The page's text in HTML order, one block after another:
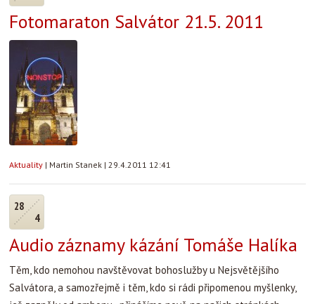
Fotomaraton Salvátor 21.5. 2011
Aktuality | Martin Stanek | 29.4.2011 12:41
28
4
Audio záznamy kázání Tomáše Halíka
Těm, kdo nemohou navštěvovat bohoslužby u Nejsvětějšího
Salvátora, a samozřejmě i těm, kdo si rádi připomenou myšlenky,